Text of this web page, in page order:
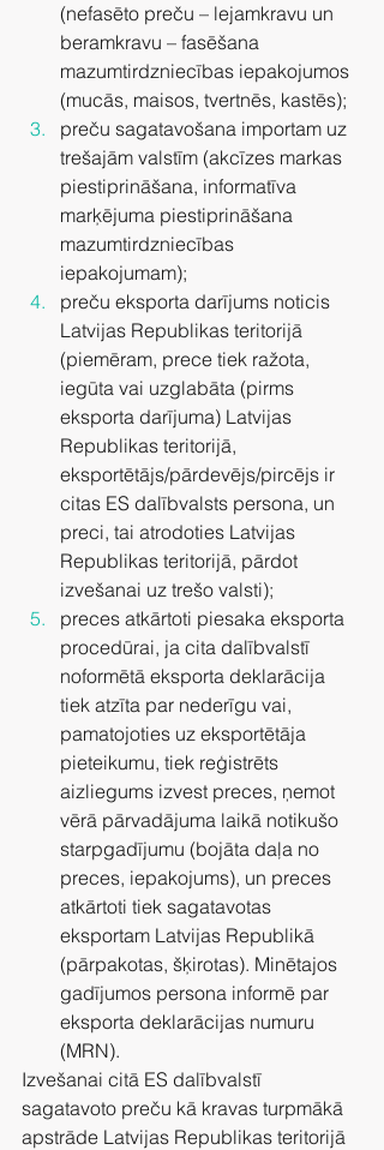
(nefasēto preču – lejamkravu un
beramkravu – fasēšana
mazumtirdzniecības iepakojumos
(mucās, maisos, tvertnēs, kastēs);
preču sagatavošana importam uz
trešajām valstīm (akcīzes markas
piestiprināšana, informatīva
marķējuma piestiprināšana
mazumtirdzniecības
iepakojumam);
preču eksporta darījums noticis
Latvijas Republikas teritorijā
(piemēram, prece tiek ražota,
iegūta vai uzglabāta (pirms
eksporta darījuma) Latvijas
Republikas teritorijā,
eksportētājs/pārdevējs/pircējs ir
citas ES dalībvalsts persona, un
preci, tai atrodoties Latvijas
Republikas teritorijā, pārdot
izvešanai uz trešo valsti);
preces atkārtoti piesaka eksporta
procedūrai, ja cita dalībvalstī
noformētā eksporta deklarācija
tiek atzīta par nederīgu vai,
pamatojoties uz eksportētāja
pieteikumu, tiek reģistrēts
aizliegums izvest preces, ņemot
vērā pārvadājuma laikā notikušo
starpgadījumu (bojāta daļa no
preces, iepakojums), un preces
atkārtoti tiek sagatavotas
eksportam Latvijas Republikā
(pārpakotas, šķirotas). Minētajos
gadījumos persona informē par
eksporta deklarācijas numuru
(MRN).
Izvešanai citā ES dalībvalstī
sagatavoto preču kā kravas turpmākā
apstrāde Latvijas Republikas teritorijā